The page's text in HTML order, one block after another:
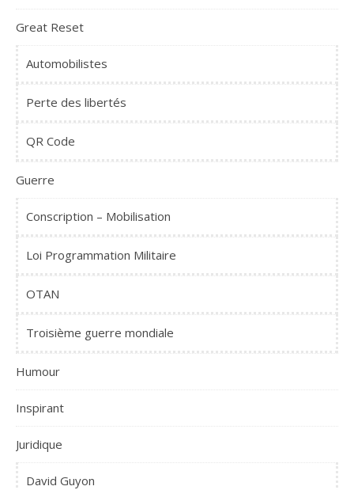
Great Reset
Automobilistes
Perte des libertés
QR Code
Guerre
Conscription – Mobilisation
Loi Programmation Militaire
OTAN
Troisième guerre mondiale
Humour
Inspirant
Juridique
David Guyon